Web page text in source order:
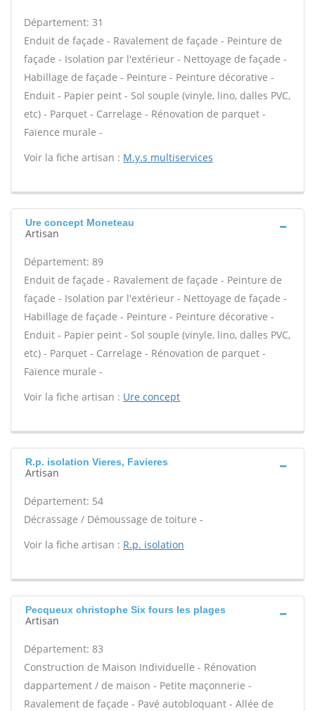
Département: 31
Enduit de façade - Ravalement de façade - Peinture de
façade - Isolation par l'extérieur - Nettoyage de façade -
Habillage de façade - Peinture - Peinture décorative -
Enduit - Papier peint - Sol souple (vinyle, lino, dalles PVC,
etc) - Parquet - Carrelage - Rénovation de parquet -
Faïence murale -
Voir la fiche artisan : M.y.s multiservices
Ure concept Moneteau
Artisan
Département: 89
Enduit de façade - Ravalement de façade - Peinture de
façade - Isolation par l'extérieur - Nettoyage de façade -
Habillage de façade - Peinture - Peinture décorative -
Enduit - Papier peint - Sol souple (vinyle, lino, dalles PVC,
etc) - Parquet - Carrelage - Rénovation de parquet -
Faïence murale -
Voir la fiche artisan : Ure concept
R.p. isolation Vieres, Favieres
Artisan
Département: 54
Décrassage / Démoussage de toiture -
Voir la fiche artisan : R.p. isolation
Pecqueux christophe Six fours les plages
Artisan
Département: 83
Construction de Maison Individuelle - Rénovation
dappartement / de maison - Petite maçonnerie -
Ravalement de façade - Pavé autobloquant - Allée de